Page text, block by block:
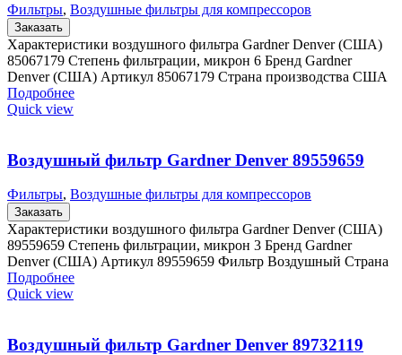
Фильтры, Воздушные фильтры для компрессоров
Заказать
Характеристики воздушного фильтра Gardner Denver (США)
85067179 Степень фильтрации, микрон 6 Бренд Gardner
Denver (США) Артикул 85067179 Страна производства США
Подробнее
Quick view
Воздушный фильтр Gardner Denver 89559659
Фильтры, Воздушные фильтры для компрессоров
Заказать
Характеристики воздушного фильтра Gardner Denver (США)
89559659 Степень фильтрации, микрон 3 Бренд Gardner
Denver (США) Артикул 89559659 Фильтр Воздушный Страна
Подробнее
Quick view
Воздушный фильтр Gardner Denver 89732119